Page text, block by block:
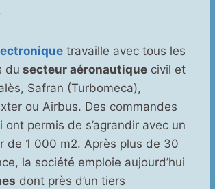
travaille avec tous les
du secteur aéronautique civil et
Safran (Turbomeca),
ou Airbus. Des commandes
ont permis de s’agrandir avec un
de 1 000 m2. Après plus de 30
la société emploie aujourd’hui
dont près d’un tiers